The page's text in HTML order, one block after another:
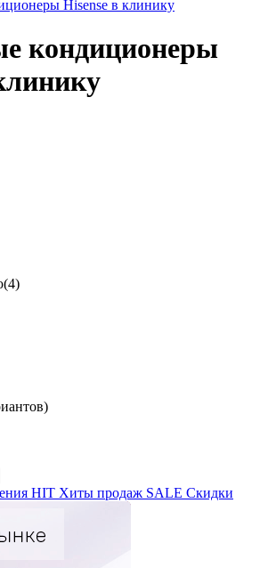
Hisense в клинику
кондиционеры
(4)
HIT Хиты продаж SALE Скидки